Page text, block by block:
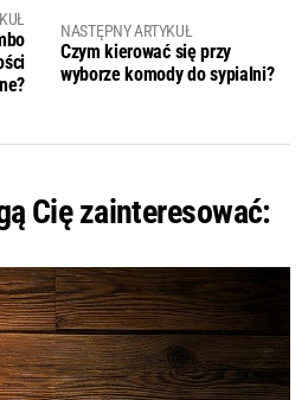
NASTĘPNY ARTYKUŁ
Czym kierować się przy
wyborze komody do sypialni?
Cię zainteresować: